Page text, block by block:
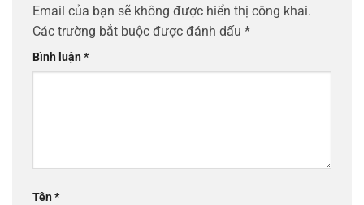
Email của bạn sẽ không được hiển thị công khai.
Các trường bắt buộc được đánh dấu *
Bình luận*
Tên*